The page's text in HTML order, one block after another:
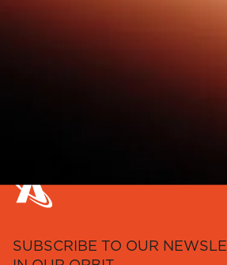
SUBSCRIBE TO OUR